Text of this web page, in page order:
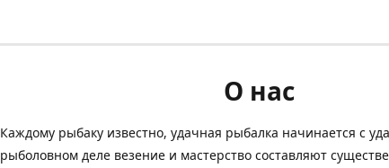
О нас
Каждому рыбаку известно, удачная рыбалка начинается с
рыболовном деле везение и мастерство составляют